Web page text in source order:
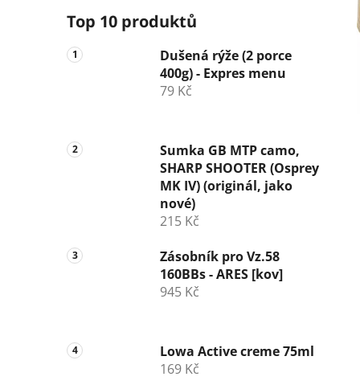
Top 10 produktů
Dušená rýže (2 porce
400g) - Expres menu
79 Kč
Sumka GB MTP camo,
SHARP SHOOTER (Osprey
MK IV) (originál, jako
nové)
215 Kč
Zásobník pro Vz.58
160BBs - ARES [kov]
945 Kč
Lowa Active creme 75ml
169 Kč
p